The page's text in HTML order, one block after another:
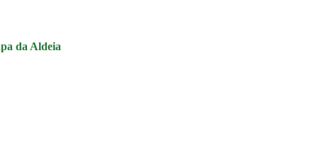
da Aldeia